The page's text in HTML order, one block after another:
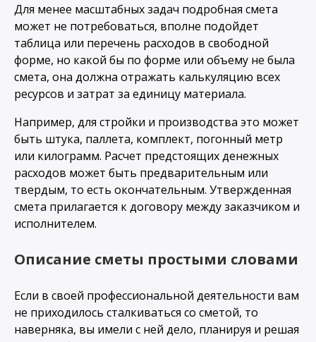
Для менее масштабных задач подробная смета
может не потребоваться, вполне подойдет
таблица или перечень расходов в свободной
форме, но какой бы по форме или объему не была
смета, она должна отражать калькуляцию всех
ресурсов и затрат за единицу материала.
Например, для стройки и производства это может
быть штука, паллета, комплект, погонный метр
или килограмм. Расчет предстоящих денежных
расходов может быть предварительным или
твердым, то есть окончательным. Утвержденная
смета прилагается к договору между заказчиком и
исполнителем.
Описание сметы простыми словами
Если в своей профессиональной деятельности вам
не приходилось сталкиваться со сметой, то
наверняка, вы имели с ней дело, планируя и решая